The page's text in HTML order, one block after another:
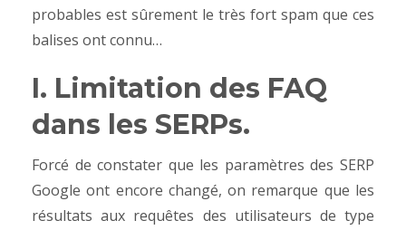
probables est sûrement le très fort spam que ces
balises ont connu…
I. Limitation des FAQ
dans les SERPs.
Forcé de constater que les paramètres des SERP
Google ont encore changé, on remarque que les
résultats aux requêtes des utilisateurs de type